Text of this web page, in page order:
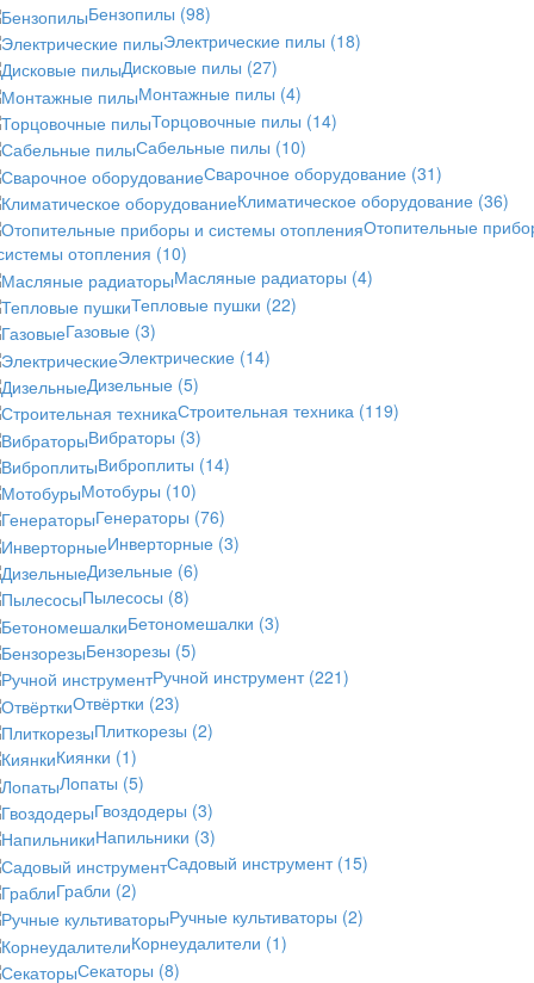
Бензопилы (98)
Электрические пилы (18)
Дисковые пилы (27)
Монтажные пилы (4)
Торцовочные пилы (14)
Сабельные пилы (10)
Сварочное оборудование (31)
Климатическое оборудование (36)
Отопительные
отопления (10)
Масляные радиаторы (4)
Тепловые пушки (22)
Газовые (3)
Электрические (14)
Дизельные (5)
Строительная техника (119)
Вибраторы (3)
Виброплиты (14)
Мотобуры (10)
Генераторы (76)
Инверторные (3)
Дизельные (6)
Пылесосы (8)
Бетономешалки (3)
Бензорезы (5)
Ручной инструмент (221)
Отвёртки (23)
Плиткорезы (2)
Киянки (1)
Лопаты (5)
Гвоздодеры (3)
Напильники (3)
Садовый инструмент (15)
Грабли (2)
Ручные культиваторы (2)
Корнеудалители (1)
Секаторы (8)